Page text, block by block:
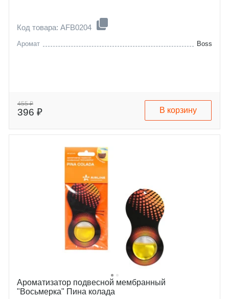
Код товара: AFB0204
Аромат Boss
455 ₽
396 ₽ В корзину
Ароматизатор подвесной мембранный
"Восьмерка" Пина колада